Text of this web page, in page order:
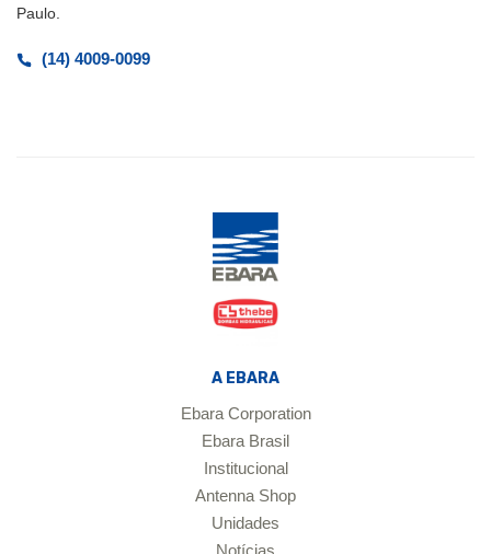
Paulo.
(14) 4009-0099
A EBARA
Ebara Corporation
Ebara Brasil
Institucional
Antenna Shop
Unidades
Notícias